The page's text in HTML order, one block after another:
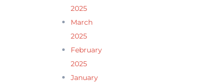
2025
March
2025
February
2025
January